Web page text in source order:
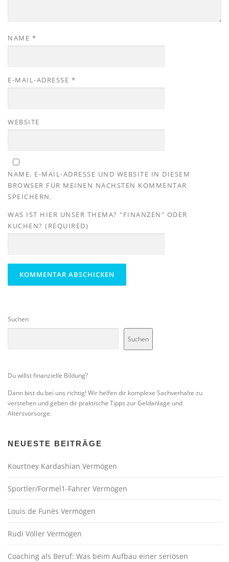
NAME *
E-MAIL-ADRESSE *
WEBSITE
NAME, E-MAIL-ADRESSE UND WEBSITE IN DIESEM
BROWSER FÜR MEINEN NÄCHSTEN KOMMENTAR
SPEICHERN.
WAS IST HIER UNSER THEMA? "FINANZEN" ODER
KUCHEN? (REQUIRED)
Suchen
Suchen
Du willst finanzielle Bildung?
Dann bist du bei uns richtig! Wir helfen dir komplexe Sachverhalte zu
verstehen und geben dir praktische Tipps zur Geldanlage und
Altersvorsorge.
NEUESTE BEITRÄGE
Kourtney Kardashian Vermögen
Sportler/Formel1-Fahrer Vermögen
Louis de Funès Vermögen
Rudi Völler Vermögen
Coaching als Beruf: Was beim Aufbau einer seriösen